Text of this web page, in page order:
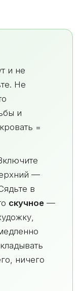
и не
Не
и
=
—
в
скучное —
ничего